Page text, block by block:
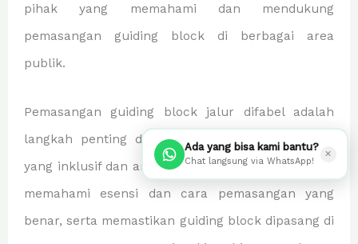
pihak yang memahami dan mendukung
pemasangan guiding block di berbagai area
publik.
Pemasangan guiding block jalur difabel adalah
langkah penting dalam menciptakan lingkungan
yang inklusif dan aman bagi semua orang. Dengan
memahami esensi dan cara pemasangan yang
benar, serta memastikan guiding block dipasang di
Ada yang bisa kami bantu?
Chat langsung via WhatsApp!
✕